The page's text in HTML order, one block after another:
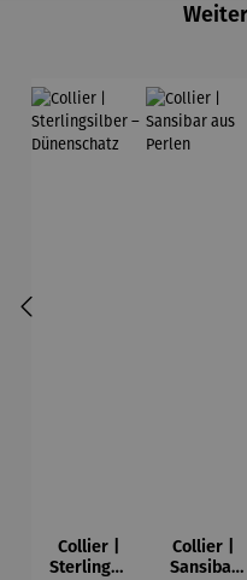
Collier |
Sterlingsil
Collier |
Sansibar